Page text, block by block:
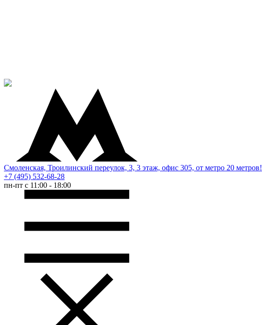
Смоленская, Троилинский переулок, 3, 3 этаж, офис 305, от метро 20 метров!
+7 (495) 532-68-28
пн-пт с 11:00 - 18:00